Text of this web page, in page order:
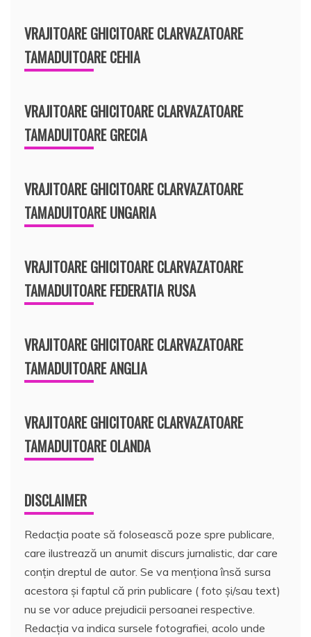
VRAJITOARE GHICITOARE CLARVAZATOARE
TAMADUITOARE CEHIA
VRAJITOARE GHICITOARE CLARVAZATOARE
TAMADUITOARE GRECIA
VRAJITOARE GHICITOARE CLARVAZATOARE
TAMADUITOARE UNGARIA
VRAJITOARE GHICITOARE CLARVAZATOARE
TAMADUITOARE FEDERATIA RUSA
VRAJITOARE GHICITOARE CLARVAZATOARE
TAMADUITOARE ANGLIA
VRAJITOARE GHICITOARE CLARVAZATOARE
TAMADUITOARE OLANDA
DISCLAIMER
Redacția poate să folosească poze spre publicare,
care ilustrează un anumit discurs jurnalistic, dar care
conțin dreptul de autor. Se va menționa însă sursa
acestora și faptul că prin publicare ( foto și/sau text)
nu se vor aduce prejudicii persoanei respective.
Redacția va indica sursele fotografiei, acolo unde